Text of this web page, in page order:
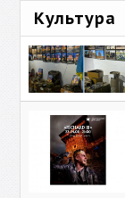
Культура